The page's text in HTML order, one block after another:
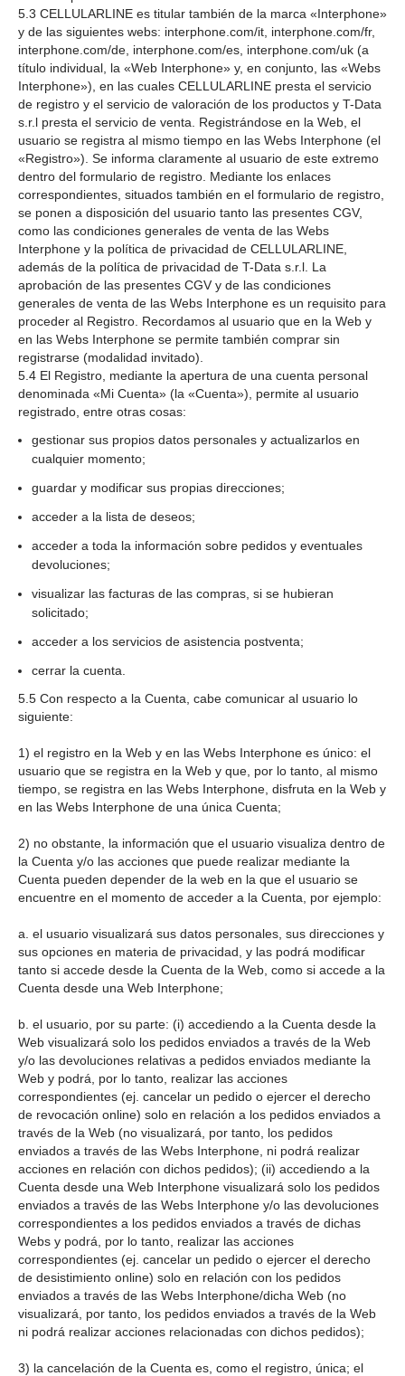
5.3 CELLULARLINE es titular también de la marca «Interphone»
y de las siguientes webs: interphone.com/it, interphone.com/fr,
interphone.com/de, interphone.com/es, interphone.com/uk (a
título individual, la «Web Interphone» y, en conjunto, las «Webs
Interphone»), en las cuales CELLULARLINE presta el servicio
de registro y el servicio de valoración de los productos y T-Data
s.r.l presta el servicio de venta. Registrándose en la Web, el
usuario se registra al mismo tiempo en las Webs Interphone (el
«Registro»). Se informa claramente al usuario de este extremo
dentro del formulario de registro. Mediante los enlaces
correspondientes, situados también en el formulario de registro,
se ponen a disposición del usuario tanto las presentes CGV,
como las condiciones generales de venta de las Webs
Interphone y la política de privacidad de CELLULARLINE,
además de la política de privacidad de T-Data s.r.l. La
aprobación de las presentes CGV y de las condiciones
generales de venta de las Webs Interphone es un requisito para
proceder al Registro. Recordamos al usuario que en la Web y
en las Webs Interphone se permite también comprar sin
registrarse (modalidad invitado).
5.4 El Registro, mediante la apertura de una cuenta personal
denominada «Mi Cuenta» (la «Cuenta»), permite al usuario
registrado, entre otras cosas:
gestionar sus propios datos personales y actualizarlos en
cualquier momento;
guardar y modificar sus propias direcciones;
acceder a la lista de deseos;
acceder a toda la información sobre pedidos y eventuales
devoluciones;
visualizar las facturas de las compras, si se hubieran
solicitado;
acceder a los servicios de asistencia postventa;
cerrar la cuenta.
5.5 Con respecto a la Cuenta, cabe comunicar al usuario lo
siguiente:
1) el registro en la Web y en las Webs Interphone es único: el
usuario que se registra en la Web y que, por lo tanto, al mismo
tiempo, se registra en las Webs Interphone, disfruta en la Web y
en las Webs Interphone de una única Cuenta;
2) no obstante, la información que el usuario visualiza dentro de
la Cuenta y/o las acciones que puede realizar mediante la
Cuenta pueden depender de la web en la que el usuario se
encuentre en el momento de acceder a la Cuenta, por ejemplo:
a. el usuario visualizará sus datos personales, sus direcciones y
sus opciones en materia de privacidad, y las podrá modificar
tanto si accede desde la Cuenta de la Web, como si accede a la
Cuenta desde una Web Interphone;
b. el usuario, por su parte: (i) accediendo a la Cuenta desde la
Web visualizará solo los pedidos enviados a través de la Web
y/o las devoluciones relativas a pedidos enviados mediante la
Web y podrá, por lo tanto, realizar las acciones
correspondientes (ej. cancelar un pedido o ejercer el derecho
de revocación online) solo en relación a los pedidos enviados a
través de la Web (no visualizará, por tanto, los pedidos
enviados a través de las Webs Interphone, ni podrá realizar
acciones en relación con dichos pedidos); (ii) accediendo a la
Cuenta desde una Web Interphone visualizará solo los pedidos
enviados a través de las Webs Interphone y/o las devoluciones
correspondientes a los pedidos enviados a través de dichas
Webs y podrá, por lo tanto, realizar las acciones
correspondientes (ej. cancelar un pedido o ejercer el derecho
de desistimiento online) solo en relación con los pedidos
enviados a través de las Webs Interphone/dicha Web (no
visualizará, por tanto, los pedidos enviados a través de la Web
ni podrá realizar acciones relacionadas con dichos pedidos);
3) la cancelación de la Cuenta es, como el registro, única; el